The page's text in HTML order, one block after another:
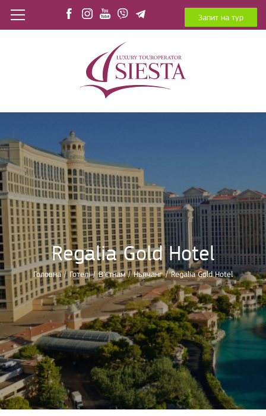
Запит на тур
Regalia Gold Hotel
Головна / Готелі / В'єтнам / Ньячанг / Regalia Gold Hotel